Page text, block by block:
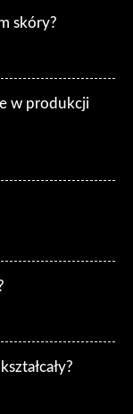
skóry?
w produkcji